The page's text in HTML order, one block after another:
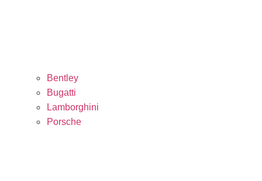
Bentley
Bugatti
Lamborghini
Porsche